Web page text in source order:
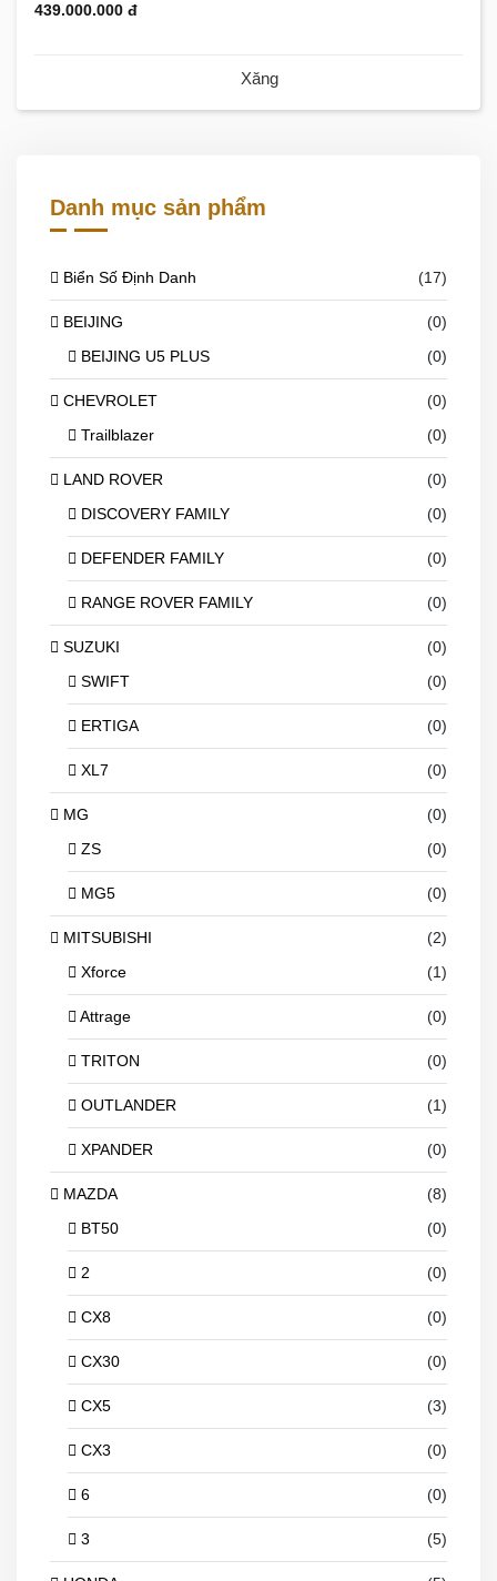
439.000.000 đ
Xăng
Danh mục sản phẩm
Biển Số Định Danh (17)
BEIJING
(0)
BEIJING U5 PLUS
(0)
CHEVROLET
(0)
Trailblazer
(0)
LAND ROVER
(0)
DISCOVERY FAMILY
(0)
DEFENDER FAMILY (0)
RANGE ROVER FAMILY (0)
SUZUKI
(0)
SWIFT
(0)
ERTIGA (0)
XL7 (0)
MG
(0)
ZS
(0)
MG5 (0)
MITSUBISHI
(2)
Xforce
(1)
Attrage (0)
TRITON (0)
OUTLANDER (1)
XPANDER (0)
MAZDA
(8)
BT50
(0)
2 (0)
CX8 (0)
CX30 (0)
CX5 (3)
CX3 (0)
6 (0)
3 (5)